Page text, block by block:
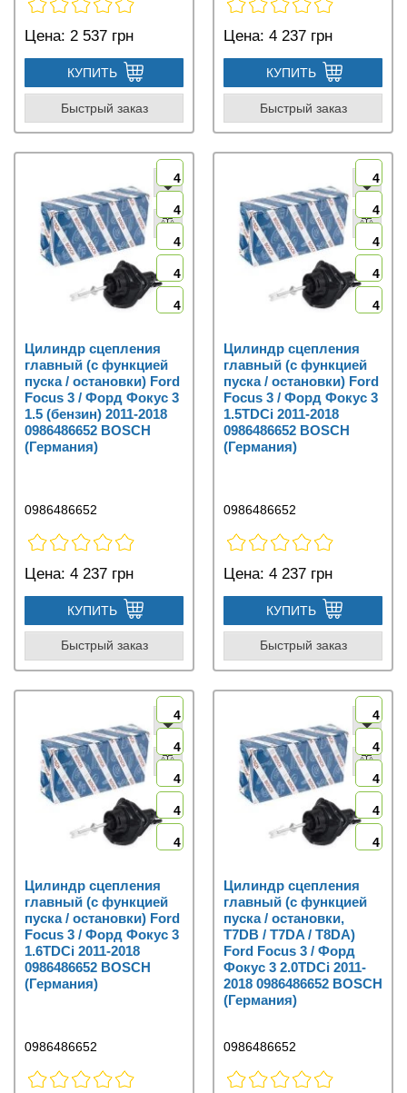
Цена: 2 537 грн
КУПИТЬ
Быстрый заказ
Цена: 4 237 грн
КУПИТЬ
Быстрый заказ
4
4
4
4
4
Цилиндр сцепления
главный (с функцией
пуска / остановки) Ford
Focus 3 / Форд Фокус 3
1.5 (бензин) 2011-2018
0986486652 BOSCH
(Германия)
0986486652
Цена: 4 237 грн
КУПИТЬ
Быстрый заказ
4
4
4
4
4
Цилиндр сцепления
главный (с функцией
пуска / остановки) Ford
Focus 3 / Форд Фокус 3
1.5TDCi 2011-2018
0986486652 BOSCH
(Германия)
0986486652
Цена: 4 237 грн
КУПИТЬ
Быстрый заказ
4
4
4
4
4
Цилиндр сцепления
главный (с функцией
пуска / остановки) Ford
Focus 3 / Форд Фокус 3
1.6TDCi 2011-2018
0986486652 BOSCH
(Германия)
0986486652
4
4
4
4
4
Цилиндр сцепления
главный (с функцией
пуска / остановки,
T7DB / T7DA / T8DA)
Ford Focus 3 / Форд
Фокус 3 2.0TDCi 2011-
2018 0986486652 BOSCH
(Германия)
0986486652